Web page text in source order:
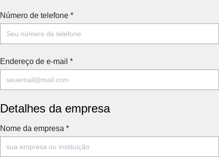
Número de telefone *
Endereço de e-mail *
Detalhes da empresa
Nome da empresa *